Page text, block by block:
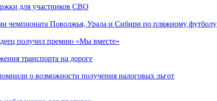
для участников СВО
чемпионата Поволжья, Урала и Сибири по пляжному футболу
получил премию «Мы вместе»
транспорта на дороге
о возможности получения налоговых льгот